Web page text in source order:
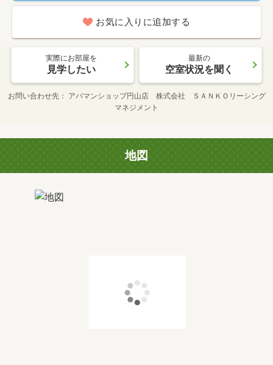
お気に入りに追加する
実際にお部屋を
見学したい
最新の
空室状況を聞く
お問い合わせ先
アパマンショップ円山店 株式会社 ＳＡＮＫＯリーシング
マネジメント
地図